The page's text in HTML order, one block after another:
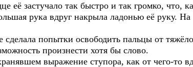
её застучало так быстро и так громко, что,
рука вдруг накрыла ладонью её руку.
попытки освободить пальцы от
произнести хотя бы слово.
выражение ступора, как от чего-то